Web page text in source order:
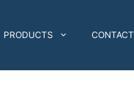
PRODUCTS CONTACT